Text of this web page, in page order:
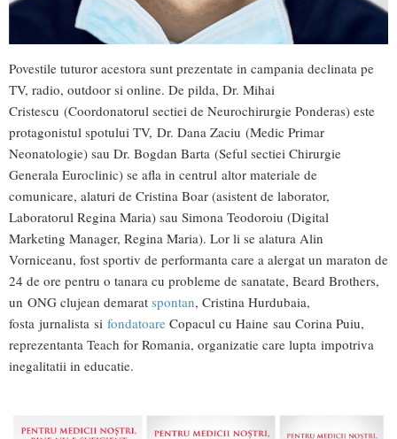
Povestile tuturor acestora sunt prezentate in campania declinata pe
TV, radio, outdoor si online. De pilda, Dr. Mihai
Cristescu (Coordonatorul sectiei de Neurochirurgie Ponderas) este
protagonistul spotului TV, Dr. Dana Zaciu (Medic Primar
Neonatologie) sau Dr. Bogdan Barta (Seful sectiei Chirurgie
Generala Euroclinic) se afla in centrul altor materiale de
comunicare, alaturi de Cristina Boar (asistent de laborator,
Laboratorul Regina Maria) sau Simona Teodoroiu (Digital
Marketing Manager, Regina Maria). Lor li se alatura Alin
Vorniceanu, fost sportiv de performanta care a alergat un maraton de
24 de ore pentru o tanara cu probleme de sanatate, Beard Brothers,
un ONG clujean demarat spontan, Cristina Hurdubaia,
fosta jurnalista si fondatoare Copacul cu Haine sau Corina Puiu,
reprezentanta Teach for Romania, organizatie care lupta impotriva
inegalitatii in educatie.